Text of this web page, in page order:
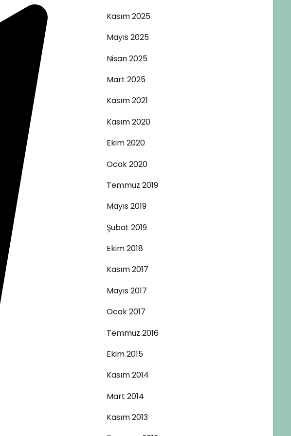
Kasım 2025
Mayıs 2025
Nisan 2025
Mart 2025
Kasım 2021
Kasım 2020
Ekim 2020
Ocak 2020
Temmuz 2019
Mayıs 2019
Şubat 2019
Ekim 2018
Kasım 2017
Mayıs 2017
Ocak 2017
Temmuz 2016
Ekim 2015
Kasım 2014
Mart 2014
Kasım 2013